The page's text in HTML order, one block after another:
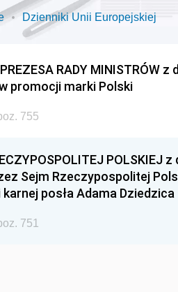
Dzienniki Unii Europejskiej
RADY MINISTRÓW
promocji marki Polski
755
POLSKIEJ
Sejm Rzeczypospolitej
posła Adama Dziedzica
751